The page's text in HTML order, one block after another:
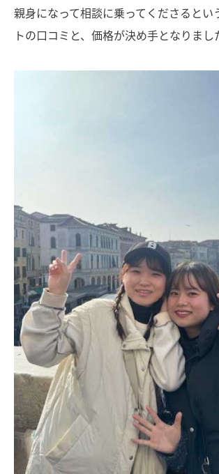
親身になって相談に乗ってくださるとい
トの口コミと、価格が決め手となりまし